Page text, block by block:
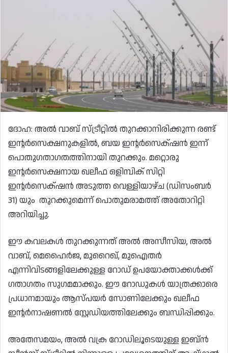
ദോഹ: അൽ വാബ് സ്ട്രീറ്റിൽ തുറക്കാനിരിക്കുന്ന രണ്ട്
ഇന്റർസെക്ഷനുകളിൽ, ബയ ഇന്റർസെക്‌ഷൻ ഇന്ന്
പൊതുഗതാഗതത്തിനായി തുറക്കും. മറ്റൊരു
ഇന്റർസെക്ഷനായ ഖലീഫ ഒളിമ്പിക് സിറ്റി
ഇന്റർസെക്‌ഷൻ അടുത്ത വെള്ളിയാഴ്ച (ഡിസംബർ
31) യും തുറക്കുമെന്ന് പൊതുമരാമത്ത് അതോറിറ്റി
അറിയിച്ചു.
ഈ കവലകൾ തുറക്കുന്നത് അൽ അസീസിയ, അൽ
വാബ്, മെഹൈർജ, മുറൈഖ്, മുഐതർ
എന്നിവിടങ്ങളിലേക്കുള്ള റോഡ് ഉപയോക്താക്കൾക്ക്
ഗതാഗതം സുഗമമാക്കും. ഈ റോഡുകൾ യാത്രക്കാരെ
പ്രധാനമായും ആസ്പയർ സോണിലേക്കും ഖലീഫ
ഇന്റർനാഷണൽ സ്റ്റേഡിയത്തിലേക്കും ബന്ധിപ്പിക്കും.
അതേസമയം, അൽ വക്ര റോഡിലൂടെയുള്ള ഇബ്‌ൻ